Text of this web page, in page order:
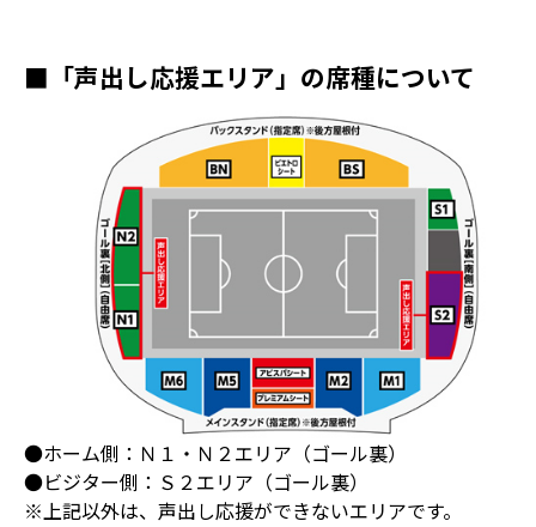
■「声出し応援エリア」の席種について
●ホーム側：Ｎ１・Ｎ２エリア（ゴール裏）
●ビジター側：Ｓ２エリア（ゴール裏）
※上記以外は、声出し応援ができないエリアです。